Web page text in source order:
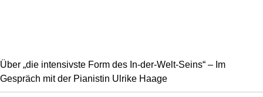
Über „die intensivste Form des In-der-Welt-Seins“ – Im
Gespräch mit der Pianistin Ulrike Haage